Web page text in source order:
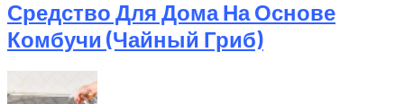
Средство Для Дома На Основе
Комбучи (чайный Гриб)